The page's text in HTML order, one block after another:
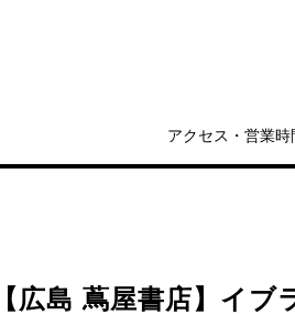
アクセス・営業時
【広島 蔦屋書店】イブ